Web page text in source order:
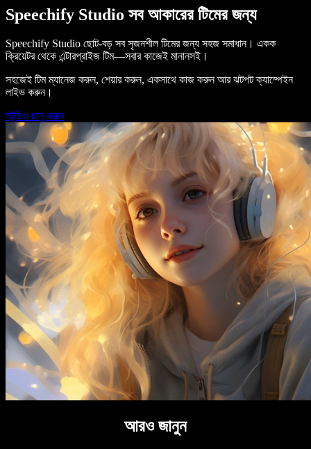
Speechify Studio সব আকারের টিমের জন্য
Speechify Studio ছোট-বড় সব সৃজনশীল টিমের জন্য সহজ সমাধান। একক
ক্রিয়েটর থেকে এন্টারপ্রাইজ টিম—সবার কাজেই মানানসই।
সহজেই টিম ম্যানেজ করুন, শেয়ার করুন, একসাথে কাজ করুন আর ঝটপট ক্যাম্পেইন
লাইভ করুন।
স্টুডিও চালু করুন
আরও জানুন